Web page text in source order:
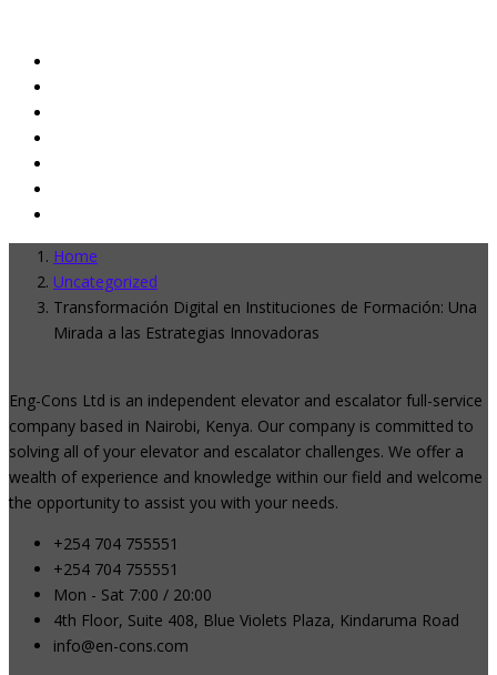
Home
Uncategorized
Transformación Digital en Instituciones de Formación: Una
Mirada a las Estrategias Innovadoras
Eng-Cons Ltd is an independent elevator and escalator full-service
company based in Nairobi, Kenya. Our company is committed to
solving all of your elevator and escalator challenges. We offer a
wealth of experience and knowledge within our field and welcome
the opportunity to assist you with your needs.
+254 704 755551
+254 704 755551
Mon - Sat 7:00 / 20:00
4th Floor, Suite 408, Blue Violets Plaza, Kindaruma Road
info@en-cons.com